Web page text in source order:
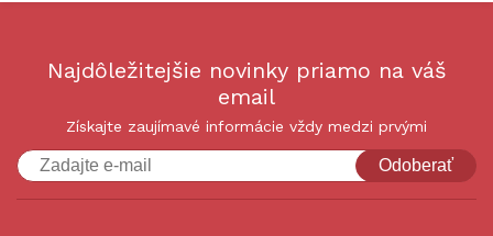
Najdôležitejšie novinky priamo na váš
email
Získajte zaujímavé informácie vždy medzi prvými
Odoberať